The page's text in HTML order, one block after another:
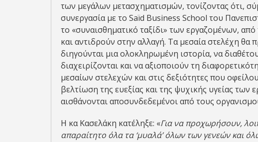
των μεγάλων μετασχηματισμών, τονίζοντας ότι,
συνεργασία με το Saïd Business School του
το «συναισθηματικό ταξίδι» των εργαζομένων,
και αντιδρούν στην αλλαγή. Τα μεσαία στελέχη θα
διηγούνται μια ολοκληρωμένη ιστορία, να
διαχειρίζονται και να αξιοποιούν τη
μεσαίων στελεχών και στις δεξιότητες που
βελτίωση της ευεξίας και της ψυχικής υγείας των
αισθάνονται αποσυνδεδεμένοι από τους
Η κα Κασελάκη κατέληξε: «Για να προχωρήσουν,
απαραίτητο όλα τα ‘μυαλά’ όλων των γενεών και